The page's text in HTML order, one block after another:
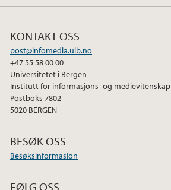
KONTAKT OSS
post@infomedia.uib.no
+47 55 58 00 00
Universitetet i Bergen
Institutt for informasjons- og medievitenskap
Postboks 7802
5020 BERGEN
BESØK OSS
Besøksinformasjon
FØLG OSS